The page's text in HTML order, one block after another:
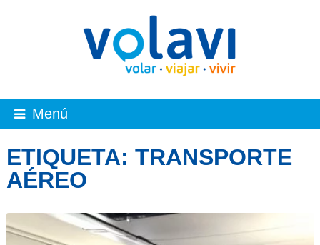
Menú
ETIQUETA: TRANSPORTE
AÉREO